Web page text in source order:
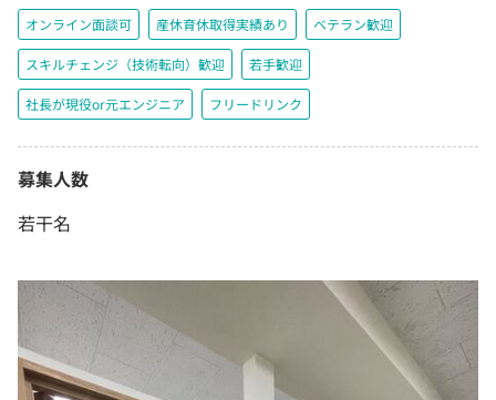
オンライン面談可 産休育休取得実績あり ベテラン歓迎
スキルチェンジ（技術転向）歓迎 若手歓迎
社長が現役or元エンジニア フリードリンク
募集人数
若干名